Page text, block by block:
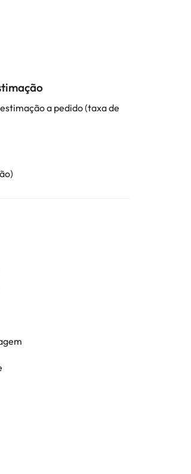
a pedido (taxa de